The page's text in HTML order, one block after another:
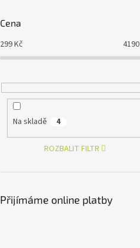
Cena
299Kč 4190
Na skladě 4
ROZBALIT FILTR
Přijímáme online platby